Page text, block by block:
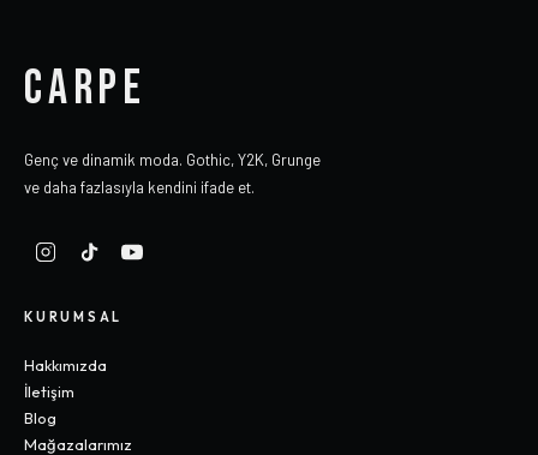
CARPE
Genç ve dinamik moda. Gothic, Y2K, Grunge
ve daha fazlasıyla kendini ifade et.
KURUMSAL
Hakkımızda
İletişim
Blog
Mağazalarımız